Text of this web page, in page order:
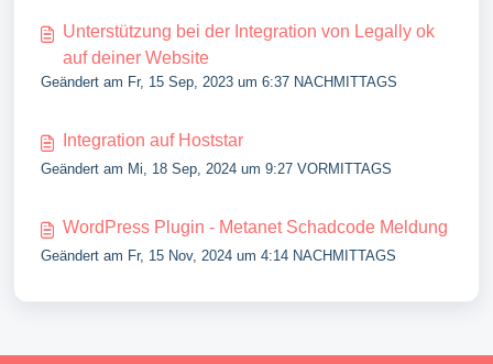
Unterstützung bei der Integration von Legally ok
auf deiner Website
Geändert am Fr, 15 Sep, 2023 um 6:37 NACHMITTAGS
Integration auf Hoststar
Geändert am Mi, 18 Sep, 2024 um 9:27 VORMITTAGS
WordPress Plugin - Metanet Schadcode Meldung
Geändert am Fr, 15 Nov, 2024 um 4:14 NACHMITTAGS